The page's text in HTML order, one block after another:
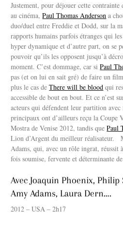
Justement, pour déjouer cette
au cinéma,Paul Thomas Anderson a
duo/duel entre Freddie et Dodd, sur la
rapports humains parfois étranges qui
hyper dynamique et d’autre part, on se
pouvoir qu’ils les opposent jusqu’à
moment. C’est dommage, car siPaul
pas (et on lui en sait gré) de faire un
plus le cas deThere will be blood qui
accessible de bout en bout. Et ce n’est
acteurs qui défendent leur partition
principaux ont d’ailleurs reçu la Coupe
Mostra de Venise 2012, tandis quePaul
Lion d’Argent du meilleur réalisateur.
Adams, qui, avec un rôle ingrat, réussit
fois soumise, fervente et déterminante
Avec Joaquin Phoenix,
Amy Adams, Laura Dern….
2012 – USA – 2h17